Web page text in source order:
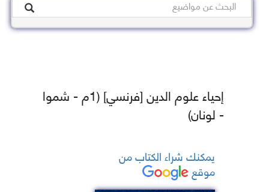
إحياء علوم الدين [فرنسي] (1م - شموا
- لونان)
يمكنك شراء الكتاب من
موقع